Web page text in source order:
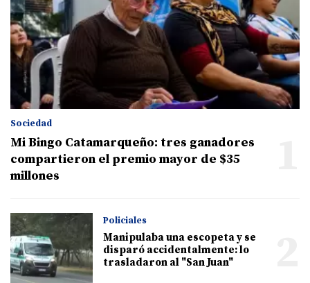
Sociedad
Mi Bingo Catamarqueño: tres ganadores
compartieron el premio mayor de $35
millones
Policiales
Manipulaba una escopeta y se
disparó accidentalmente: lo
trasladaron al "San Juan"